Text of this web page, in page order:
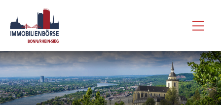
Inhalt
springen